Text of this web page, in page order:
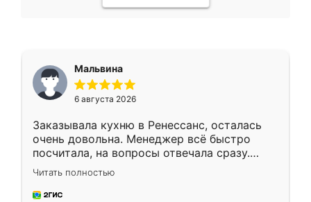
Мальвина
6 августа 2026
Заказывала кухню в Ренессанс, осталась
очень довольна. Менеджер всё быстро
посчитала, на вопросы отвечала сразу.
Замерщик приехал в субботу, подошёл к
делу со всей ответственностью. Собрали
за день, ребята работали аккуратно, даже
Читать полностью